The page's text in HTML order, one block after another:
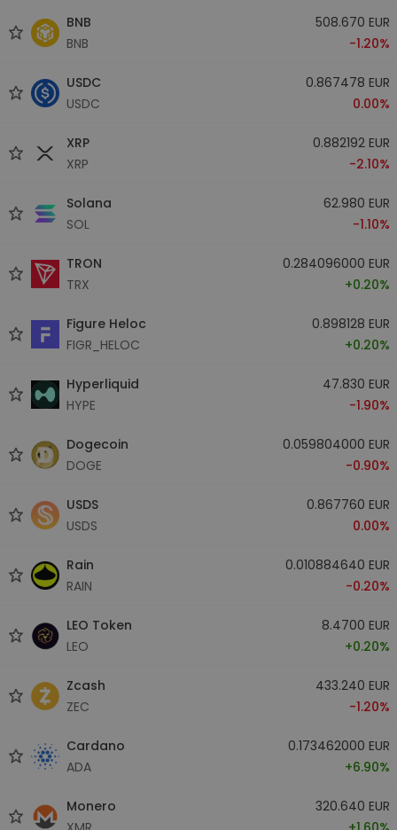
BNB
BNB
508.670 EUR
-1.20%
USDC
USDC
0.867478 EUR
0.00%
XRP
XRP
0.882192 EUR
-2.10%
Solana
SOL
62.980 EUR
-1.10%
TRON
TRX
0.284096000 EUR
+0.20%
Figure Heloc
FIGR_HELOC
0.898128 EUR
+0.20%
Hyperliquid
HYPE
47.830 EUR
-1.90%
Dogecoin
DOGE
0.059804000 EUR
-0.90%
USDS
USDS
0.867760 EUR
0.00%
Rain
RAIN
0.010884640 EUR
-0.20%
LEO Token
LEO
8.4700 EUR
+0.20%
Zcash
ZEC
433.240 EUR
-1.20%
Cardano
ADA
0.173462000 EUR
+6.90%
Monero
320.640 EUR